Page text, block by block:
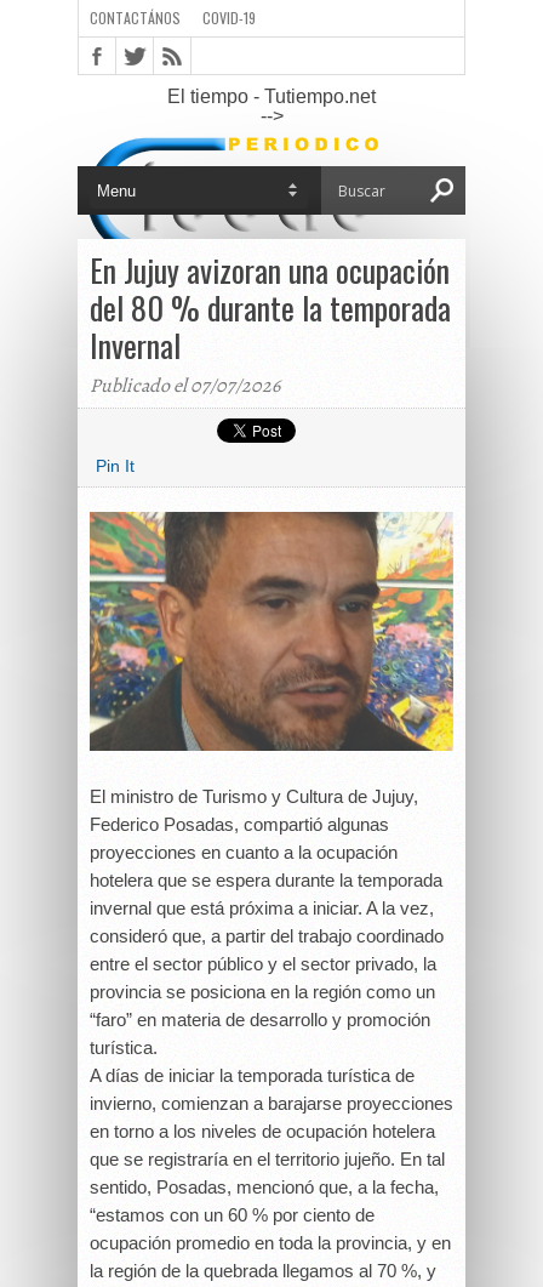
CONTACTÁNOS COVID-19
El tiempo - Tutiempo.net
-->
En Jujuy avizoran una ocupación
del 80 % durante la temporada
Invernal
Publicado el 07/07/2026
Pin It
El ministro de Turismo y Cultura de Jujuy,
Federico Posadas, compartió algunas
proyecciones en cuanto a la ocupación
hotelera que se espera durante la temporada
invernal que está próxima a iniciar. A la vez,
consideró que, a partir del trabajo coordinado
entre el sector público y el sector privado, la
provincia se posiciona en la región como un
“faro” en materia de desarrollo y promoción
turística.
A días de iniciar la temporada turística de
invierno, comienzan a barajarse proyecciones
en torno a los niveles de ocupación hotelera
que se registraría en el territorio jujeño. En tal
sentido, Posadas, mencionó que, a la fecha,
“estamos con un 60 % por ciento de
ocupación promedio en toda la provincia, y en
la región de la quebrada llegamos al 70 %, y